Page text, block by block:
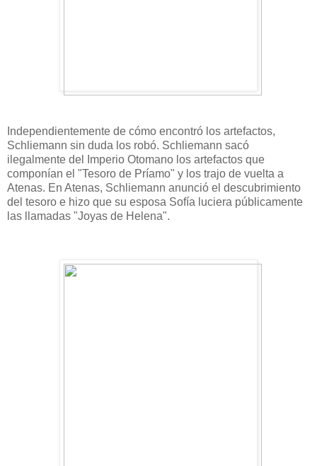
Independientemente de cómo encontró los artefactos,
Schliemann sin duda los robó. Schliemann sacó
ilegalmente del Imperio Otomano los artefactos que
componían el "Tesoro de Príamo" y los trajo de vuelta a
Atenas. En Atenas, Schliemann anunció el descubrimiento
del tesoro e hizo que su esposa Sofía luciera públicamente
las llamadas "Joyas de Helena".